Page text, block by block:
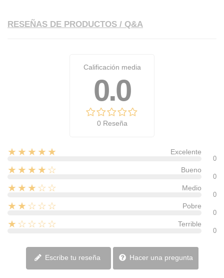
RESEÑAS DE PRODUCTOS / Q&A
Calificación media
0.0
0 Reseña
★★★★★ Excelente
0
★★★★☆ Bueno
0
★★★☆☆ Medio
0
★★☆☆☆ Pobre
0
★☆☆☆☆ Terrible
0
Escribe tu reseña Hacer una pregunta